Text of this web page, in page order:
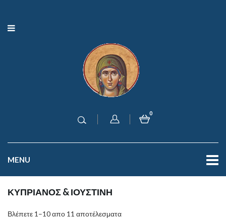
0
MENU
ΚΥΠΡΙΑΝΟΣ & ΙΟΥΣΤΙΝΗ
Βλέπετε 1–10 απο 11 αποτέλεσματα